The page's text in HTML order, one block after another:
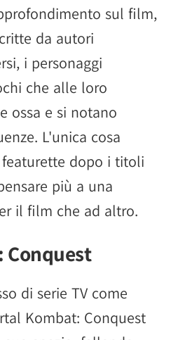
sul film,
da autori
i personaggi
che alle loro
ossa e si notano
L'unica cosa
dopo i titoli
più a una
il film che ad altro.
Conquest
di serie TV come
Kombat: Conquest